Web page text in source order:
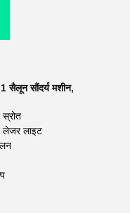
सैलून सौंदर्य मशीन,
स्रोत
लेजर लाइट